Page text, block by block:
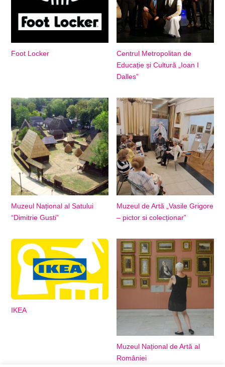
Foot Locker
Centrul Metropolitan de
Educație și Cultură „Ioan I
Dalles”
Muzeul Național al Satului
“Dimitrie Gusti”
Muzeul de Artă „Vasile Grigore
– pictor si colecționar”
IKEA
Muzeul Național de Artă al
României